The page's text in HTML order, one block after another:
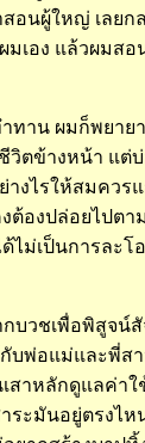
อนผู้ใหญ่ เลย
อง แล้วผมสอ
าน ผมก็พยาย
ตข้างหน้า แต่
งไรให้สมควร
องปล่อยไปตา
ม่เป็นการละโ
บวชเพื่อพิสูจน์
พ่อแม่และพี่สา
เสาหลักดูแลค่
ระมันอยู่ตรงไ